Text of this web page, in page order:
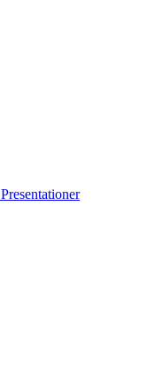
Presentationer